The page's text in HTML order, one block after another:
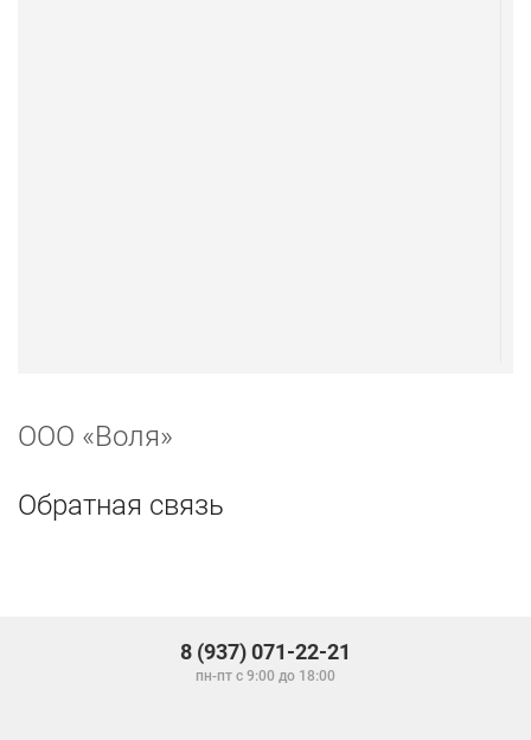
ООО «Воля»
Обратная связь
8 (937) 071-22-21
пн-пт с 9:00 до 18:00